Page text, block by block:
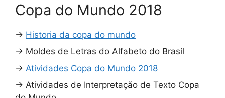
Copa do Mundo 2018
→ Historia da copa do mundo
→ Moldes de Letras do Alfabeto do Brasil
→ Atividades Copa do Mundo 2018
→ Atividades de Interpretação de Texto Copa